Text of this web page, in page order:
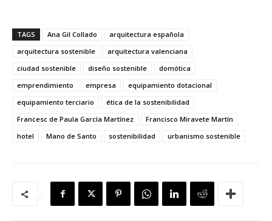
TAGS Ana Gil Collado
arquitectura española
arquitectura sostenible
arquitectura valenciana
ciudad sostenible
diseño sostenible
domótica
emprendimiento
empresa
equipamiento dotacional
equipamiento terciario
ética de la sostenibilidad
Francesc de Paula García Martínez
Francisco Miravete Martín
hotel
Mano de Santo sostenibilidad urbanismo sostenible